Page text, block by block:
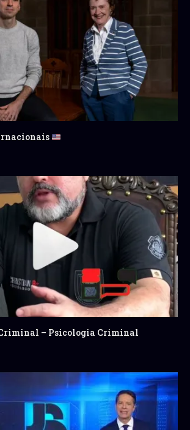
– Psicologia Criminal